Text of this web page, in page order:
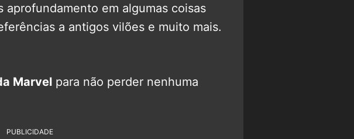
aprofundamento em algumas coisas
a antigos vilões e muito mais.
Marvel para não perder nenhuma
PUBLICIDADE